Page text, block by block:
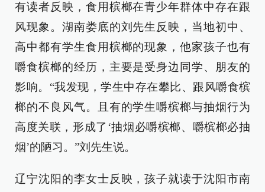
有读者反映，食用槟榔在青少年群体中存在跟
风现象。湖南娄底的刘先生反映，当地初中、
高中都有学生食用槟榔的现象，他家孩子也有
嚼食槟榔的经历，主要是受身边同学、朋友的
影响。“我发现，学生中存在攀比、跟风嚼食槟
榔的不良风气。且有的学生嚼槟榔与抽烟行为
高度关联，形成了‘抽烟必嚼槟榔、嚼槟榔必抽
烟’的陋习。”刘先生说。
辽宁沈阳的李女士反映，孩子就读于沈阳市南